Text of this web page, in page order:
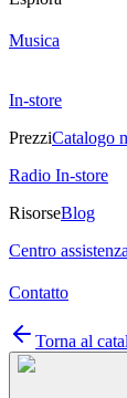
Musica
In-store
PrezziCatalogo
Radio In-store
RisorseBlog
Centro assistenza
Contatto
Torna al